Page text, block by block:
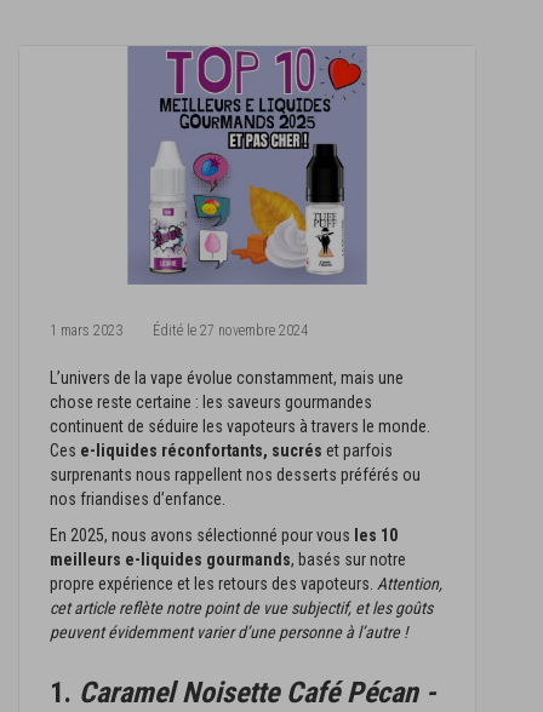
1 mars 2023 Édité le 27 novembre 2024
L’univers de la vape évolue constamment, mais une
chose reste certaine : les saveurs gourmandes
continuent de séduire les vapoteurs à travers le monde.
Ces e-liquides réconfortants, sucrés et parfois
surprenants nous rappellent nos desserts préférés ou
nos friandises d’enfance.
En 2025, nous avons sélectionné pour vous les 10
meilleurs e-liquides gourmands, basés sur notre
propre expérience et les retours des vapoteurs. Attention,
cet article reflète notre point de vue subjectif, et les goûts
peuvent évidemment varier d’une personne à l’autre !
1. Caramel Noisette Café Pécan -